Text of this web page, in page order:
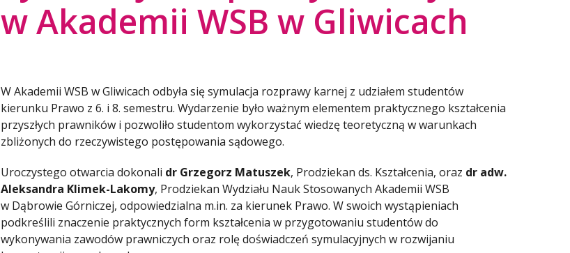
w Akademii WSB w Gliwicach
W Akademii WSB w Gliwicach odbyła się symulacja rozprawy karnej z udziałem studentów
kierunku Prawo z 6. i 8. semestru. Wydarzenie było ważnym elementem praktycznego kształcenia
przyszłych prawników i pozwoliło studentom wykorzystać wiedzę teoretyczną w warunkach
zbliżonych do rzeczywistego postępowania sądowego.
Uroczystego otwarcia dokonali dr Grzegorz Matuszek, Prodziekan ds. Kształcenia, oraz dr adw.
Aleksandra Klimek-Lakomy, Prodziekan Wydziału Nauk Stosowanych Akademii WSB
w Dąbrowie Górniczej, odpowiedzialna m.in. za kierunek Prawo. W swoich wystąpieniach
podkreślili znaczenie praktycznych form kształcenia w przygotowaniu studentów do
wykonywania zawodów prawniczych oraz rolę doświadczeń symulacyjnych w rozwijaniu